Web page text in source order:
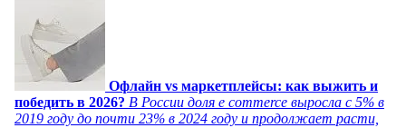
Офлайн vs маркетплейсы: как выжить и
победить в 2026? В России доля e commerce выросла с 5% в
2019 году до почти 23% в 2024 году и продолжает расти,